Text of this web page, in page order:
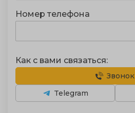
Номер телефона
Как с вами связаться:
Звонок
Telegram